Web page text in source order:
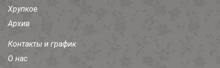
Хрупкое
Архив
Контакты и график
О нас